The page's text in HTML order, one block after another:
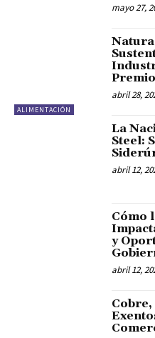
mayo 27,
ALIMENTACIÓN
abril 28,
La
Steel:
abril 12,
Cómo
y
abril 12,